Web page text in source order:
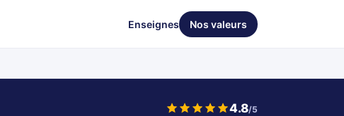
Enseignes Nos valeurs
4.8/5